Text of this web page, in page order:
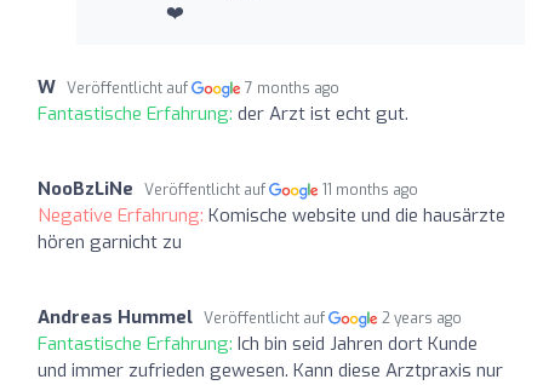
❤️
W Veröffentlicht auf 7 months ago
Fantastische Erfahrung: der Arzt ist echt gut.
NooBzLiNe Veröffentlicht auf 11 months ago
Negative Erfahrung: Komische website und die hausärzte
hören garnicht zu
Andreas Hummel Veröffentlicht auf 2 years ago
Fantastische Erfahrung: Ich bin seid Jahren dort Kunde
und immer zufrieden gewesen. Kann diese Arztpraxis nur